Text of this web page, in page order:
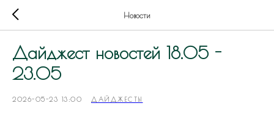
Новости
Дайджест новостей 18.05 -
23.05
2026-05-23 13:00 ДАЙДЖЕСТЫ